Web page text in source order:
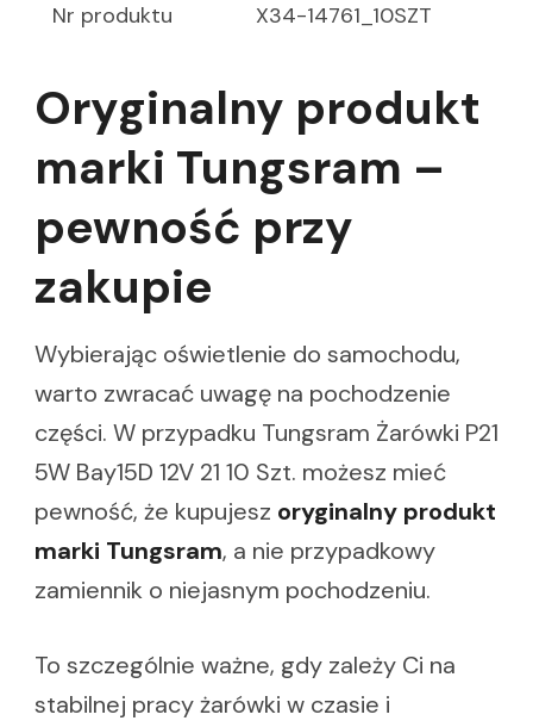
Nr produktu X34-14761_10SZT
Oryginalny produkt
marki Tungsram –
pewność przy
zakupie
Wybierając oświetlenie do samochodu,
warto zwracać uwagę na pochodzenie
części. W przypadku Tungsram Żarówki P21
5W Bay15D 12V 21 10 Szt. możesz mieć
pewność, że kupujesz oryginalny produkt
marki Tungsram, a nie przypadkowy
zamiennik o niejasnym pochodzeniu.
To szczególnie ważne, gdy zależy Ci na
stabilnej pracy żarówki w czasie i